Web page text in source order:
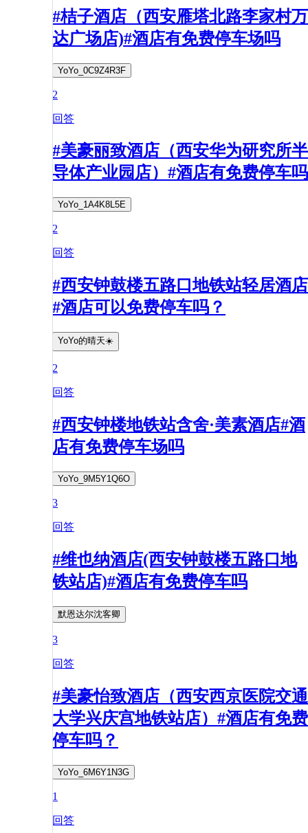
#桔子酒店（西安雁塔北路李家村万
达广场店)#酒店有免费停车场吗
YoYo_0C9Z4R3F
2
回答
#美豪丽致酒店（西安华为研究所半
导体产业园店）#酒店有免费停车吗
YoYo_1A4K8L5E
2
回答
#西安钟鼓楼五路口地铁站轻居酒店
#酒店可以免费停车吗？
YoYo的晴天☀️
2
回答
#西安钟楼地铁站含舍·美素酒店#酒
店有免费停车场吗
YoYo_9M5Y1Q6O
3
回答
#维也纳酒店(西安钟鼓楼五路口地
铁站店)#酒店有免费停车吗
默恩达尔沈客卿
3
回答
#美豪怡致酒店（西安西京医院交通
大学兴庆宫地铁站店）#酒店有免费
停车吗？
YoYo_6M6Y1N3G
1
回答